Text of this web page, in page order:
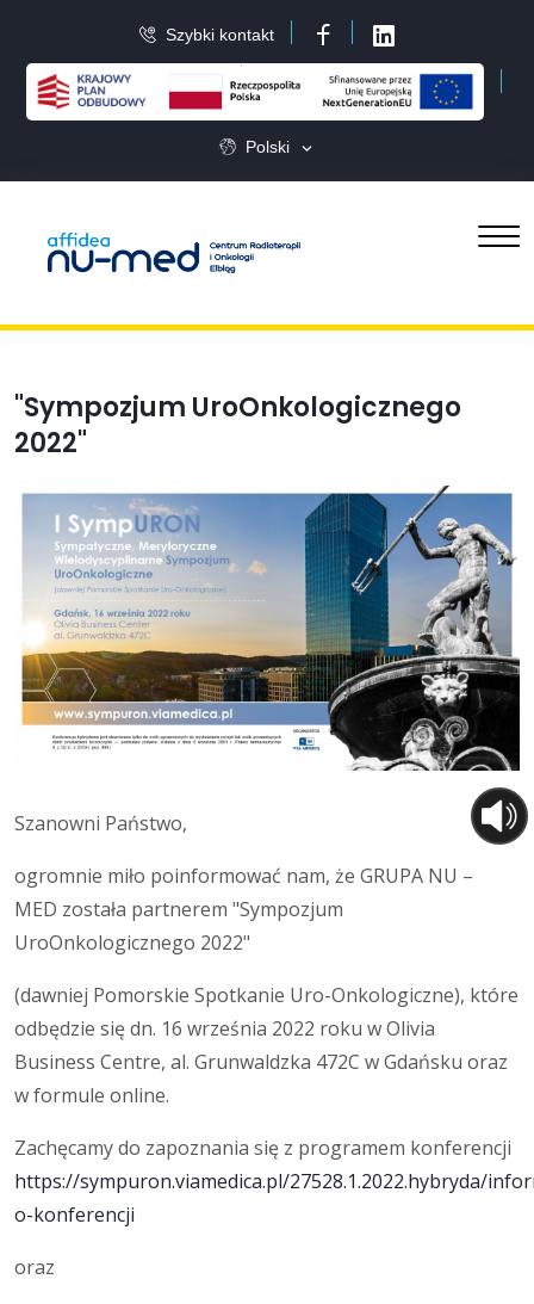
Szybki kontakt
Polski
"Sympozjum UroOnkologicznego
2022"
Szanowni Państwo,
ogromnie miło poinformować nam, że GRUPA NU –
MED została partnerem "Sympozjum
UroOnkologicznego 2022"
(dawniej Pomorskie Spotkanie Uro-Onkologiczne), które
odbędzie się dn. 16 września 2022 roku w Olivia
Business Centre, al. Grunwaldzka 472C w Gdańsku oraz
w formule online.
Zachęcamy do zapoznania się z programem konferencji
https://sympuron.viamedica.pl/27528.1.2022.hybryda/
o-konferencji
oraz